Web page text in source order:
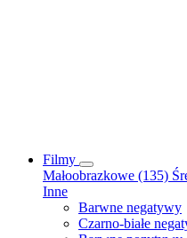
Filmy
Małoobrazkowe (135)
Inne
Barwne negatywy
Czarno-białe